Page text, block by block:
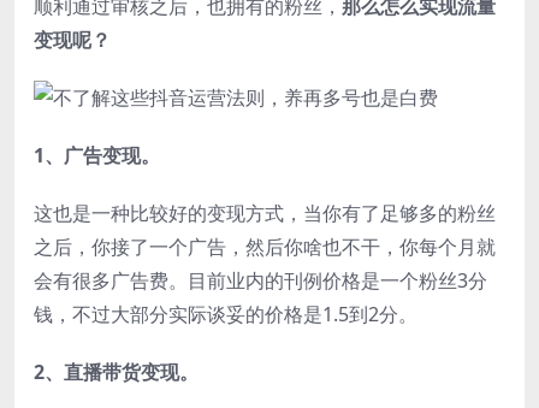
顺利通过审核之后，也拥有的粉丝， 那么怎么实现流量
变现呢？
1、广告变现。
这也是一种比较好的变现方式，当你有了足够多的粉丝
之后，你接了一个广告，然后你啥也不干，你每个月就
会有很多广告费。目前业内的刊例价格是一个粉丝3分
钱，不过大部分实际谈妥的价格是1.5到2分。
2、直播带货变现。